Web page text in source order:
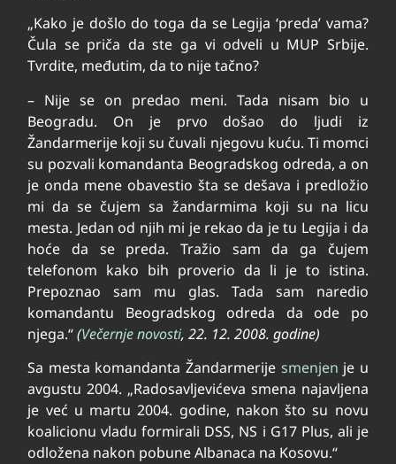
„Kako je došlo do toga da se Legija ‘preda’ vama?
Čula se priča da ste ga vi odveli u MUP Srbije.
Tvrdite, međutim, da to nije tačno?
– Nije se on predao meni. Tada nisam bio u
Beogradu. On je prvo došao do ljudi iz
Žandarmerije koji su čuvali njegovu kuću. Ti momci
su pozvali komandanta Beogradskog odreda, a on
je onda mene obavestio šta se dešava i predložio
mi da se čujem sa žandarmima koji su na licu
mesta. Jedan od njih mi je rekao da je tu Legija i da
hoće da se preda. Tražio sam da ga čujem
telefonom kako bih proverio da li je to istina.
Prepoznao sam mu glas. Tada sam naredio
komandantu Beogradskog odreda da ode po
njega.“(Večernje novosti, 22. 12. 2008. godine)
Sa mesta komandanta Žandarmerije smenjen je u
avgustu 2004. „Radosavljevićeva smena najavljena
je već u martu 2004. godine, nakon što su novu
koalicionu vladu formirali DSS, NS i G17 Plus, ali je
odložena nakon pobune Albanaca na Kosovu.“